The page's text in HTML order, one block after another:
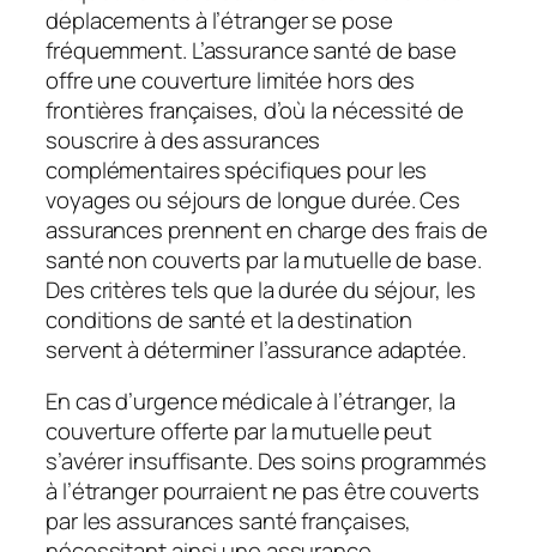
déplacements à l’étranger se pose
fréquemment. L’assurance santé de base
offre une couverture limitée hors des
frontières françaises, d’où la nécessité de
souscrire à des assurances
complémentaires spécifiques pour les
voyages ou séjours de longue durée. Ces
assurances prennent en charge des frais de
santé non couverts par la mutuelle de base.
Des critères tels que la durée du séjour, les
conditions de santé et la destination
servent à déterminer l’assurance adaptée.
En cas d’urgence médicale à l’étranger, la
couverture offerte par la mutuelle peut
s’avérer insuffisante. Des soins programmés
à l’étranger pourraient ne pas être couverts
par les assurances santé françaises,